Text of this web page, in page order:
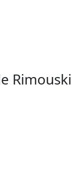
Rimouski